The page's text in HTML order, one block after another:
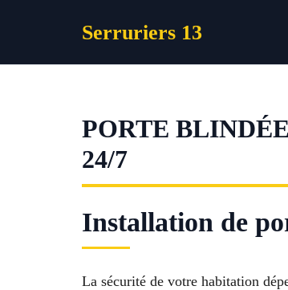
Serruriers 13
PORTE
24/7
Installation de
La sécurité de votre habitation